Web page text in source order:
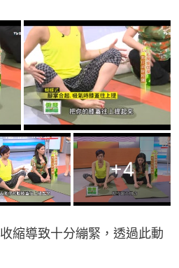
+4
縮導致十分繃緊，透過此動